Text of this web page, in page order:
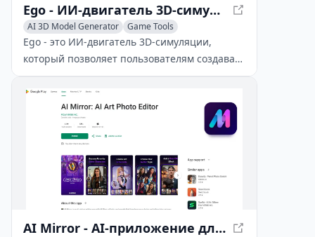
Ego - ИИ-двигатель 3D-симуляции
AI 3D Model Generator
Game Tools
AI Avatar Generator
Ego - это ИИ-двигатель 3D-симуляции,
который позволяет пользователям создавать
погружающие виртуальные миры,
персонажей и взаимодействия с помощью
интуитивно понятных вводов на
естественном языке.
AI Mirror - AI-приложение для редактирования фотографий с художественными преобразованиями